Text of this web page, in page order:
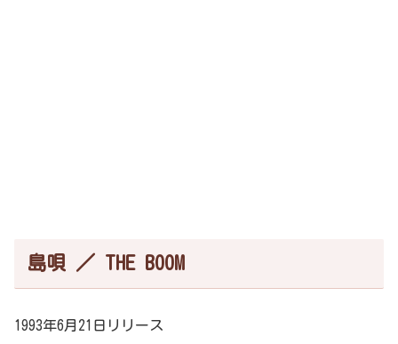
島唄 ／ THE BOOM
1993年6月21日リリース